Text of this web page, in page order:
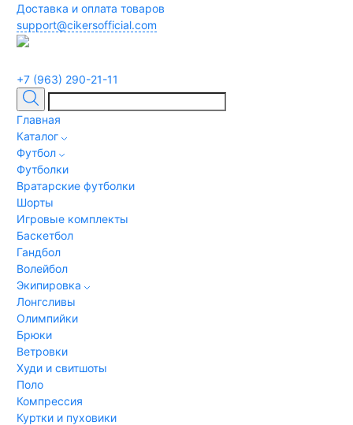
Доставка и оплата товаров
support@cikersofficial.com
+7 (963) 290-21-11
Главная
Каталог
Футбол
Футболки
Вратарские футболки
Шорты
Игровые комплекты
Баскетбол
Гандбол
Волейбол
Экипировка
Лонгсливы
Олимпийки
Брюки
Ветровки
Худи и свитшоты
Поло
Компрессия
Куртки и пуховики